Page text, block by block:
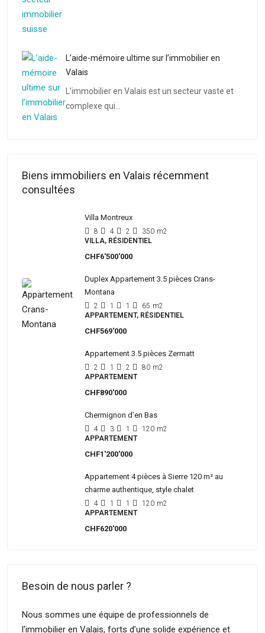
L’aide-mémoire ultime sur l’immobilier en
Valais
L’immobilier en Valais est un secteur vaste et
complexe qui…
Biens immobiliers en Valais récemment
consultées
Villa Montreux
8 4 2 350 m2
VILLA, RÉSIDENTIEL
CHF6'500'000
Duplex Appartement 3.5 pièces Crans-
Montana
2 1 1 65 m2
APPARTEMENT, RÉSIDENTIEL
CHF569'000
Appartement 3.5 pièces Zermatt
2 1 2 80 m2
APPARTEMENT
CHF890'000
Chermignon d’en Bas
4 3 1 120 m2
APPARTEMENT
CHF1'200'000
Appartement 4 pièces à Sierre 120 m² au
charme authentique, style chalet
4 1 1 120 m2
APPARTEMENT
CHF620'000
Besoin de nous parler ?
Nous sommes une équipe de professionnels de
l'immobilier en Valais, forts d’une solide expérience et